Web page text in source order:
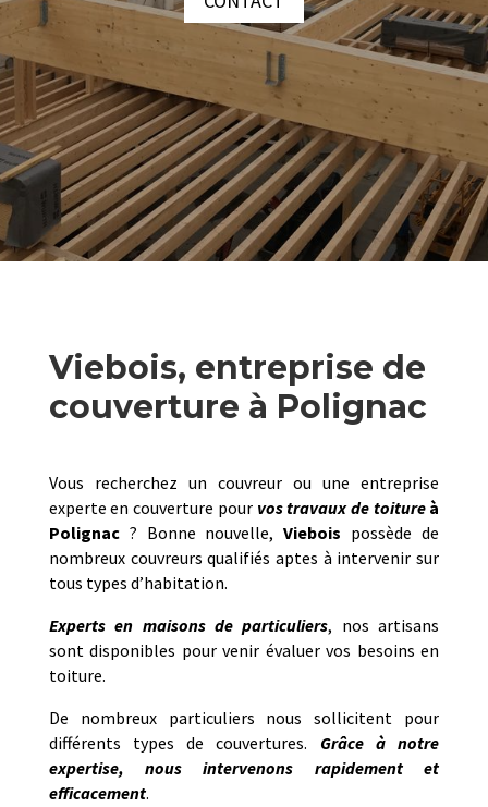
Viebois, entreprise de
couverture à Polignac
Vous recherchez un couvreur ou une entreprise
experte en couverture pour vos travaux de toiture à
Polignac? Bonne nouvelle,Viebois possède de
nombreux couvreurs qualifiés aptes à intervenir sur
tous types d’habitation.
Experts en maisons de particuliers, nos artisans
sont disponibles pour venir évaluer vos besoins en
toiture.
De nombreux particuliers nous sollicitent pour
différents types de couvertures. Grâce à notre
expertise, nous intervenons rapidement et
efficacement.